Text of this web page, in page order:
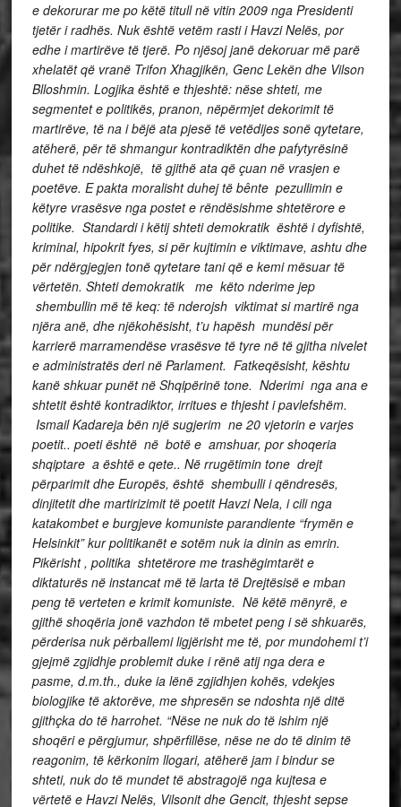
e dekorurar me po këtë titull në vitin 2009 nga Presidenti
tjetër i radhës. Nuk është vetëm rasti i Havzi Nelës, por
edhe i martirëve të tjerë. Po njësoj janë dekoruar më parë
xhelatët që vranë Trifon Xhagjikën, Genc Lekën dhe Vilson
Blloshmin. Logjika është e thjeshtë: nëse shteti, me
segmentet e politikës, pranon, nëpërmjet dekorimit të
martirëve, të na i bëjë ata pjesë të vetëdijes sonë qytetare,
atëherë, për të shmangur kontradiktën dhe pafytyrësinë
duhet të ndëshkojë, të gjithë ata që çuan në vrasjen e
poetëve. E pakta moralisht duhej të bênte pezullimin e
këtyre vrasësve nga postet e rëndësishme shtetërore e
politike. Standardi i këtij shteti demokratik është i dyfishtë,
kriminal, hipokrit fyes, si për kujtimin e viktimave, ashtu dhe
për ndërgjegjen tonë qytetare tani që e kemi mësuar të
vërtetën. Shteti demokratik me këto nderime jep
shembullin më të keq: të nderojsh viktimat si martirë nga
njëra anë, dhe njëkohësisht, t’u hapësh mundësi për
karrierë marramendëse vrasësve të tyre në të gjitha nivelet
e administratës deri në Parlament. Fatkeqësisht, kështu
kanë shkuar punët në Shqipërinë tone. Nderimi nga ana e
shtetit është kontradiktor, irritues e thjesht i pavlefshëm.
Ismail Kadareja bën një sugjerim ne 20 vjetorin e varjes
poetit.. poeti është në botë e amshuar, por shoqeria
shqiptare a është e qete.. Në rrugëtimin tone drejt
përparimit dhe Europës, është shembulli i qëndresës,
dinjitetit dhe martirizimit të poetit Havzi Nela, i cili nga
katakombet e burgjeve komuniste parandiente “frymën e
Helsinkit” kur politikanët e sotëm nuk ia dinin as emrin.
Pikërisht , politika shtetërore me trashëgimtarët e
diktaturës në instancat më të larta të Drejtësisë e mban
peng të verteten e krimit komuniste. Në këtë mënyrë, e
gjithë shoqëria jonë vazhdon të mbetet peng i së shkuarës,
përderisa nuk përballemi ligjërisht me të, por mundohemi t’i
gjejmë zgjidhje problemit duke i rënë atij nga dera e
pasme, d.m.th., duke ia lënë zgjidhjen kohës, vdekjes
biologjike të aktorëve, me shpresën se ndoshta një ditë
gjithçka do të harrohet. “Nëse ne nuk do të ishim një
shoqëri e përgjumur, shpërfillëse, nëse ne do të dinim të
reagonim, të kërkonim llogari, atëherë jam i bindur se
shteti, nuk do të mundet të abstragojë nga kujtesa e
vërtetë e Havzi Nelës, Vilsonit dhe Gencit, thjesht sepse